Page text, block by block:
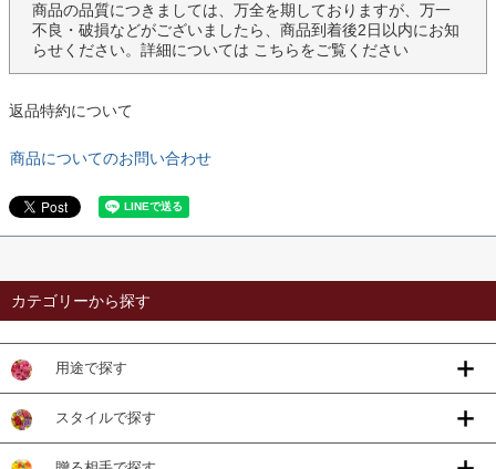
商品の品質につきましては、万全を期しておりますが、万一
不良・破損などがございましたら、商品到着後2日以内にお知
らせください。詳細については こちらをご覧ください
返品特約について
商品についてのお問い合わせ
カテゴリーから探す
用途で探す
スタイルで探す